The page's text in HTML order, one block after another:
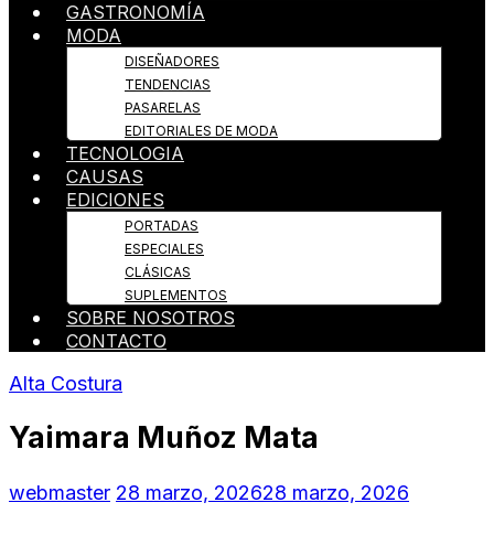
GASTRONOMÍA
MODA
DISEÑADORES
TENDENCIAS
PASARELAS
EDITORIALES DE MODA
TECNOLOGIA
CAUSAS
EDICIONES
PORTADAS
ESPECIALES
CLÁSICAS
SUPLEMENTOS
SOBRE NOSOTROS
CONTACTO
Alta Costura
Yaimara Muñoz Mata
webmaster 28 marzo, 202628 marzo, 2026